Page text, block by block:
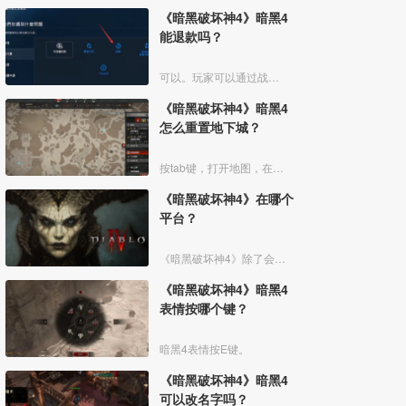
《暗黑破坏神4》暗黑4
能退款吗？
《暗黑破坏神4》暗黑4
怎么重置地下城？
《暗黑破坏神4》在哪个
平台？
《暗黑破坏神4》暗黑4
表情按哪个键？
暗黑4表情按E键。
《暗黑破坏神4》暗黑4
可以改名字吗？